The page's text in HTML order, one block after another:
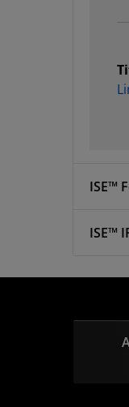
ISE™
ISE™